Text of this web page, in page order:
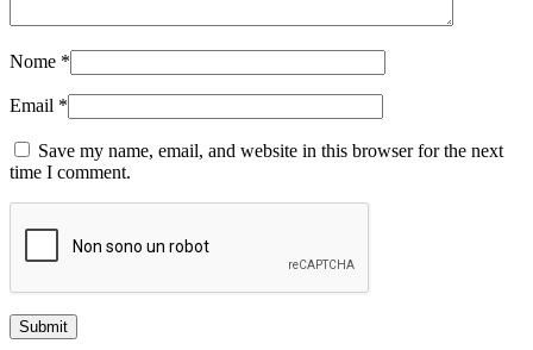
Nome *
Email *
Save my name, email, and website in this browser for the next
time I comment.